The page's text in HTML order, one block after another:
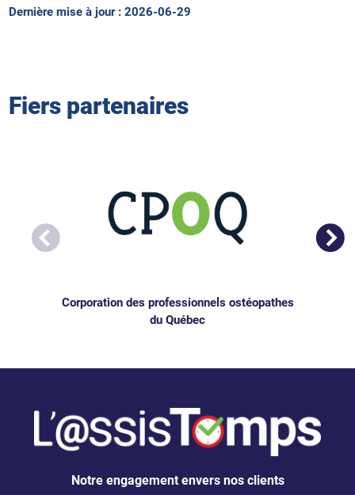
Dernière mise à jour : 2026-06-29
Fiers partenaires
Corporation des professionnels ostéopathes
du Québec
Notre engagement envers nos clients